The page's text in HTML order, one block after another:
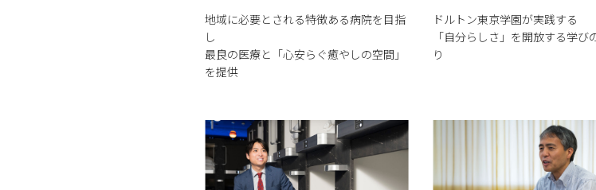
地域に必要とされる特徴ある病院を目指
し
最良の医療と「心安らぐ癒やしの空間」
を提供
ドルトン東京学園が実践する
「自分らしさ」を開放する学び
り